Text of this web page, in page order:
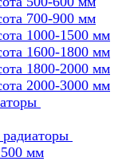
700-900 мм
1000-1500 мм
1600-1800 мм
1800-2000 мм
2000-3000 мм
мм